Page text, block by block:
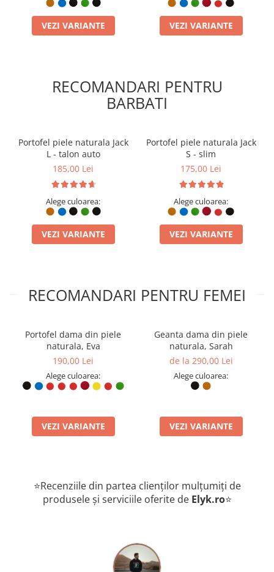
VEZI VARIANTE VEZI VARIANTE
RECOMANDARI PENTRU
BARBATI
Portofel piele naturala Jack
L - talon auto
185,00 Lei
Alege culoarea:
VEZI VARIANTE
Portofel piele naturala Jack
S - slim
175,00 Lei
Alege culoarea:
VEZI VARIANTE
RECOMANDARI PENTRU FEMEI
Portofel dama din piele
naturala, Eva
190,00 Lei
Alege culoarea:
VEZI VARIANTE
Geanta dama din piele
naturala, Sarah
de la 290,00 Lei
Alege culoarea:
VEZI VARIANTE
⭐Recenziile din partea clienților mulțumiți de
produsele și serviciile oferite de Elyk.ro⭐